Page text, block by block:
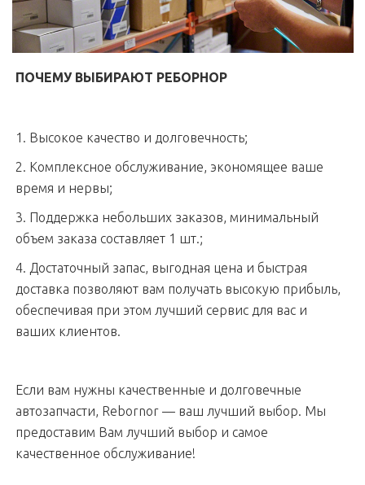
ПОЧЕМУ ВЫБИРАЮТ РЕБОРНОР
1. Высокое качество и долговечность;
2. Комплексное обслуживание, экономящее ваше
время и нервы;
3. Поддержка небольших заказов, минимальный
объем заказа составляет 1 шт.;
4. Достаточный запас, выгодная цена и быстрая
доставка позволяют вам получать высокую прибыль,
обеспечивая при этом лучший сервис для вас и
ваших клиентов.
Если вам нужны качественные и долговечные
автозапчасти, Rebornor — ваш лучший выбор. Мы
предоставим Вам лучший выбор и самое
качественное обслуживание!